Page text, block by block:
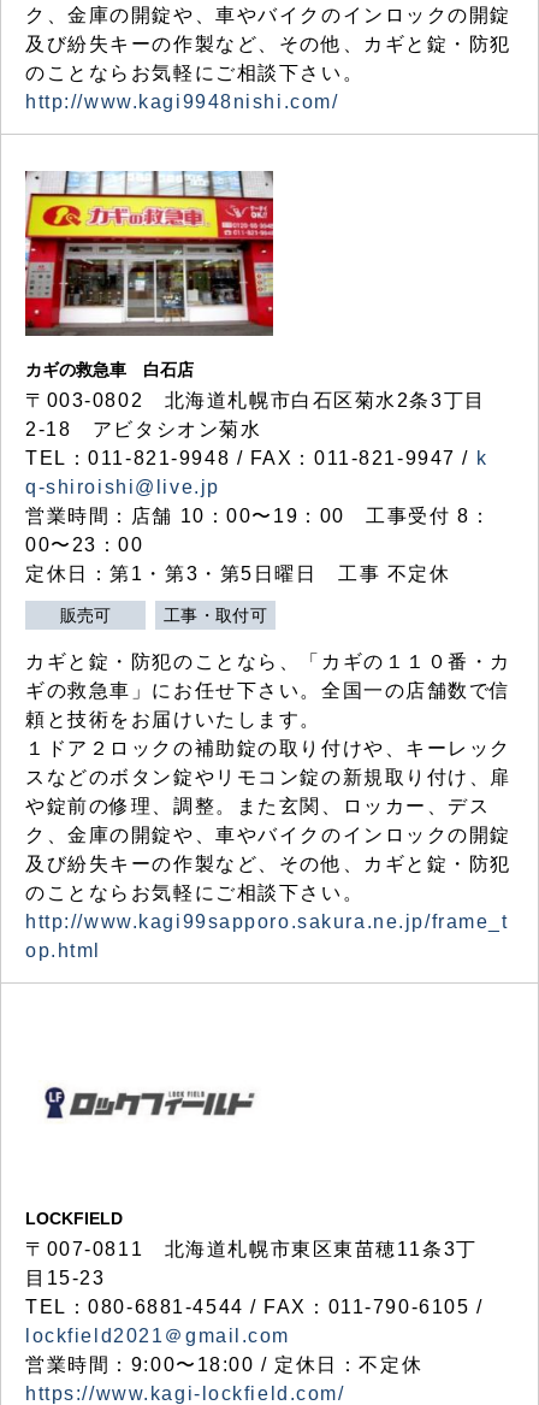
ク、金庫の開錠や、車やバイクのインロックの開錠
及び紛失キーの作製など、その他、カギと錠・防犯
のことならお気軽にご相談下さい。
http://www.kagi9948nishi.com/
カギの救急車 白石店
〒003-0802 北海道札幌市白石区菊水2条3丁目
2-18 アビタシオン菊水
TEL：011-821-9948 / FAX：011-821-9947 / k
q-shiroishi@live.jp
営業時間：店舗 10：00〜19：00 工事受付 8：
00〜23：00
定休日：第1・第3・第5日曜日 工事 不定休
販売可 工事・取付可
カギと錠・防犯のことなら、「カギの１１０番・カ
ギの救急車」にお任せ下さい。全国一の店舗数で信
頼と技術をお届けいたします。
１ドア２ロックの補助錠の取り付けや、キーレック
スなどのボタン錠やリモコン錠の新規取り付け、扉
や錠前の修理、調整。また玄関、ロッカー、デス
ク、金庫の開錠や、車やバイクのインロックの開錠
及び紛失キーの作製など、その他、カギと錠・防犯
のことならお気軽にご相談下さい。
http://www.kagi99sapporo.sakura.ne.jp/frame_t
op.html
LOCKFIELD
〒007-0811 北海道札幌市東区東苗穂11条3丁
目15-23
TEL：080-6881-4544 / FAX：011-790-6105 /
lockfield2021＠gmail.com
営業時間：9:00〜18:00 / 定休日：不定休
https://www.kagi-lockfield.com/